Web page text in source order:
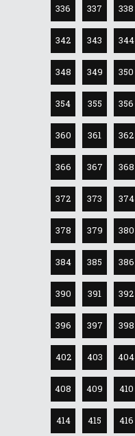
336 337 338
342 343 344
348 349 350
354 355 356
360 361 362
366 367 368
372 373 374
378 379 380
384 385 386
390 391 392
396 397 398
402 403 404
408 409 410
414 415 416